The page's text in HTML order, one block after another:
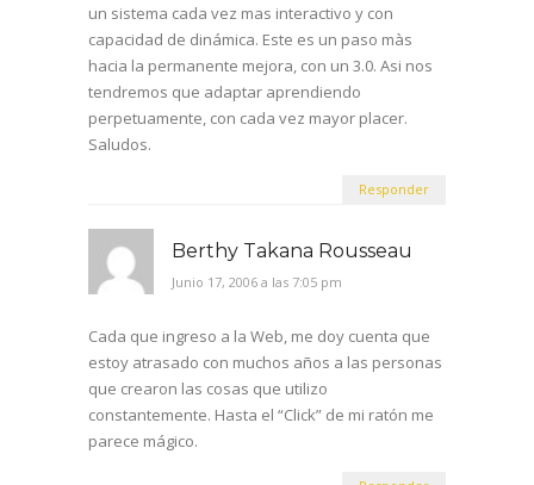
un sistema cada vez mas interactivo y con
capacidad de dinámica. Este es un paso màs
hacia la permanente mejora, con un 3.0. Asi nos
tendremos que adaptar aprendiendo
perpetuamente, con cada vez mayor placer.
Saludos.
Responder
Berthy Takana Rousseau
Junio 17, 2006 a las 7:05 pm
Cada que ingreso a la Web, me doy cuenta que
estoy atrasado con muchos años a las personas
que crearon las cosas que utilizo
constantemente. Hasta el “Click” de mi ratón me
parece mágico.